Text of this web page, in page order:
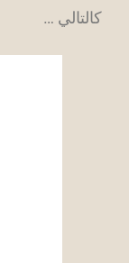
كالتالي …